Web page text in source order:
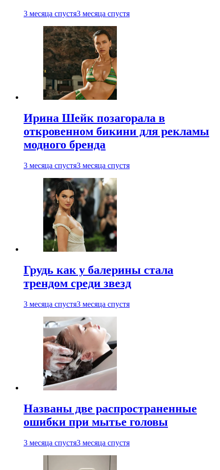
3 месяца спустя3 месяца спустя
Ирина Шейк позагорала в
откровенном бикини для рекламы
модного бренда
3 месяца спустя3 месяца спустя
Грудь как у балерины стала
трендом среди звезд
3 месяца спустя3 месяца спустя
Названы две распространенные
ошибки при мытье головы
3 месяца спустя3 месяца спустя